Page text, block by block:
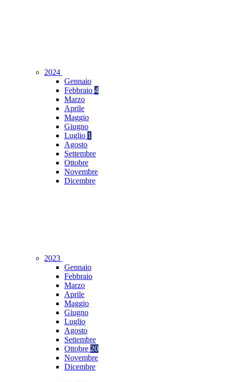
2024
Gennaio
Febbraio 4
Marzo
Aprile
Maggio
Giugno
Luglio 1
Agosto
Settembre
Ottobre
Novembre
Dicembre
2023
Gennaio
Febbraio
Marzo
Aprile
Maggio
Giugno
Luglio
Agosto
Settembre
Ottobre 20
Novembre
Dicembre